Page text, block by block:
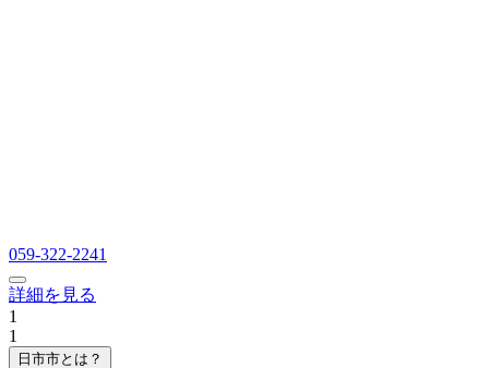
059-322-2241
詳細を見る
1
1
日市市とは？